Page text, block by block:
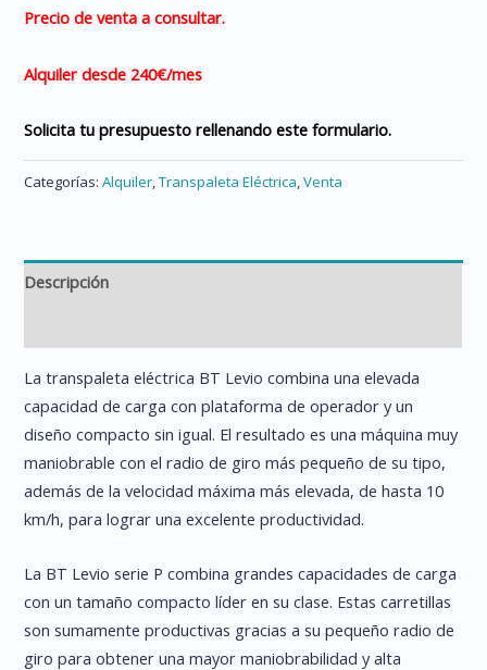
Precio de venta a consultar.
Alquiler desde 240€/mes
Solicita tu presupuesto rellenando este formulario.
Categorías:Alquiler,Transpaleta Eléctrica,Venta
Descripción
La transpaleta eléctrica BT Levio combina una elevada
capacidad de carga con plataforma de operador y un
diseño compacto sin igual. El resultado es una máquina muy
maniobrable con el radio de giro más pequeño de su tipo,
además de la velocidad máxima más elevada, de hasta 10
km/h, para lograr una excelente productividad.
La BT Levio serie P combina grandes capacidades de carga
con un tamaño compacto líder en su clase. Estas carretillas
son sumamente productivas gracias a su pequeño radio de
giro para obtener una mayor maniobrabilidad y alta